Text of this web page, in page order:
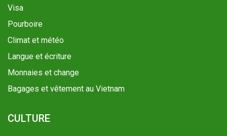
Visa
Pourboire
Climat et météo
Langue et écriture
Monnaies et change
Bagages et vêtement au Vietnam
CULTURE